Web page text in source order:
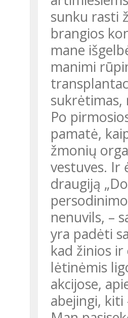
sunku rasti
brangios
mane
manimi
sukrėtimas,
Po
pamatė,
žmonių
vestuves. Ir
draugiją
nenuvils, –
yra padėti
kad žinios
lėtinėmis
akcijose,
abejingi,